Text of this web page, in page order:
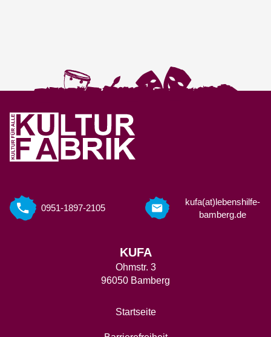
0951-1897-2105
kufa(at)lebenshilfe-
bamberg.de
KUFA
Ohmstr. 3
96050 Bamberg
Startseite